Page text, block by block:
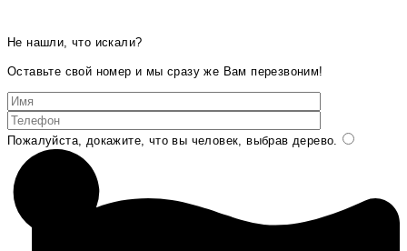
Не нашли, что искали?
Оставьте свой номер и мы сразу же Вам перезвоним!
Пожалуйста, докажите, что вы человек, выбрав дерево.